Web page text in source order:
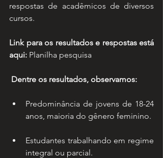
respostas de acadêmicos de diversos
cursos.
Link para os resultados e respostas está
aqui: Planilha pesquisa
Dentre os resultados, observamos:
Predominância de jovens de 18-24
anos, maioria do gênero feminino.
Estudantes trabalhando em regime
integral ou parcial.